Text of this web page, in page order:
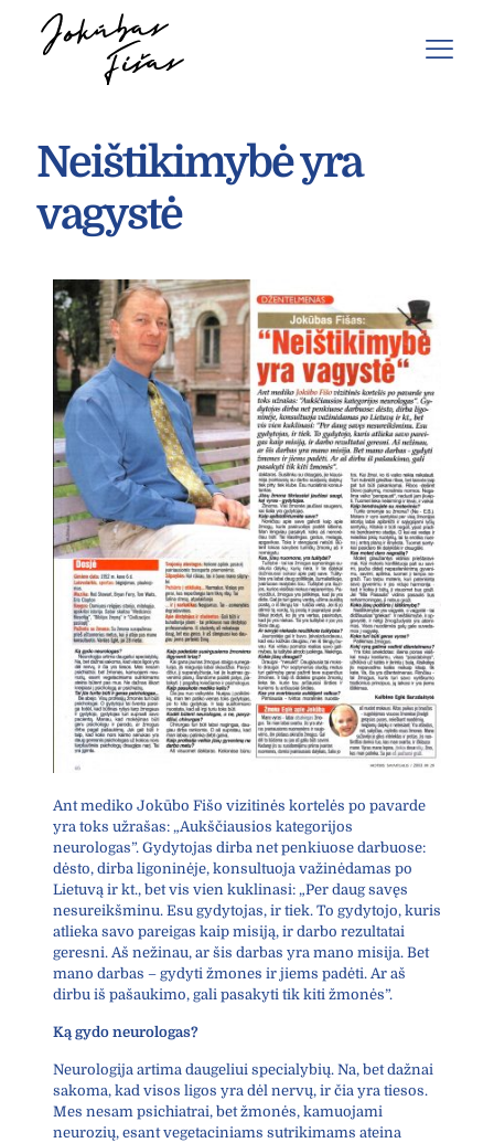
Neištikimybė yra
vagystė
Ant mediko Jokūbo Fišo vizitinės kortelės po pavarde
yra toks užrašas: „Aukščiausios kategorijos
neurologas”. Gydytojas dirba net penkiuose darbuose:
dėsto, dirba ligoninėje, konsultuoja važinėdamas po
Lietuvą ir kt., bet vis vien kuklinasi: „Per daug savęs
nesureikšminu. Esu gydytojas, ir tiek. To gydytojo, kuris
atlieka savo pareigas kaip misiją, ir darbo rezultatai
geresni. Aš nežinau, ar šis darbas yra mano misija. Bet
mano darbas – gydyti žmones ir jiems padėti. Ar aš
dirbu iš pašaukimo, gali pasakyti tik kiti žmonės”.
Ką gydo neurologas?
Neurologija artima daugeliui specialybių. Na, bet dažnai
sakoma, kad visos ligos yra dėl nervų, ir čia yra tiesos.
Mes nesam psichiatrai, bet žmonės, kamuojami
neurozių, esant vegetaciniams sutrikimams ateina